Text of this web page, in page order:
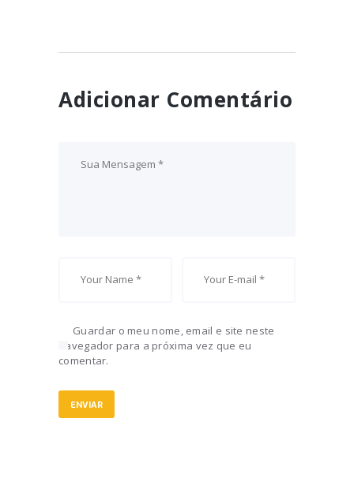
Adicionar Comentário
Guardar o meu nome, email e site neste
navegador para a próxima vez que eu
comentar.